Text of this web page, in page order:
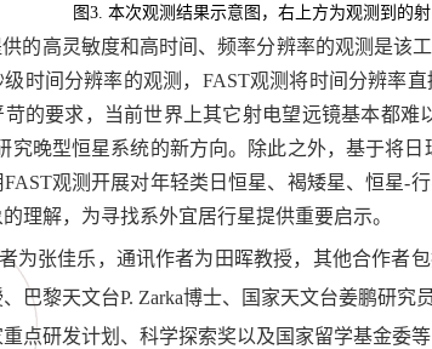
图3. 本次观测结果示意图，右上方为观测到的
的高灵敏度和高时间、频率分辨率的观测是该
时间分辨率的观测，FAST观测将时间分辨率
的要求，当前世界上其它射电望远镜基本都
究晚型恒星系统的新方向。除此之外，基于将
观测开展对年轻类日恒星、褐矮星、恒星-
理解，为寻找系外宜居行星提供重要启示。
为张佳乐，通讯作者为田晖教授，其他合作者
巴黎天文台P. Zarka博士、国家天文台姜鹏研
点研发计划、科学探索奖以及国家留学基金委等